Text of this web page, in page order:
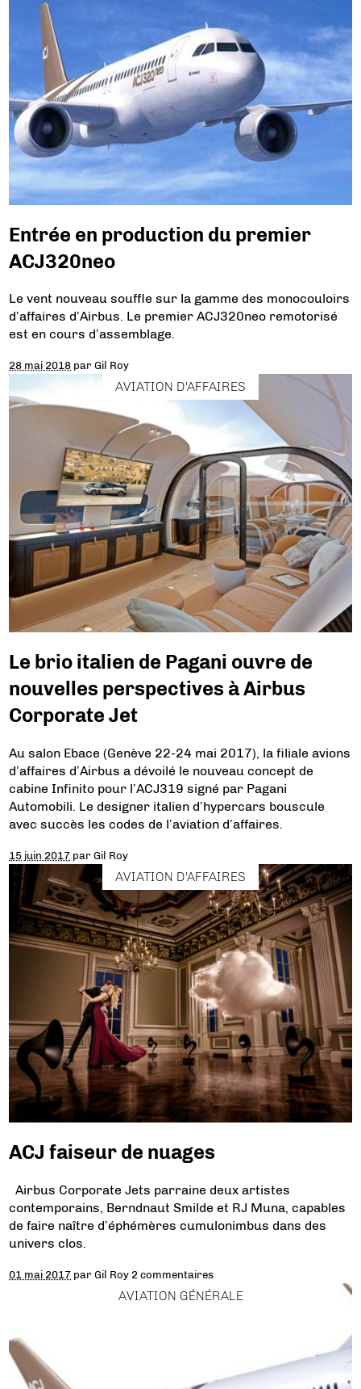
Entrée en production du premier
ACJ320neo
Le vent nouveau souffle sur la gamme des monocouloirs
d’affaires d’Airbus. Le premier ACJ320neo remotorisé
est en cours d’assemblage.
28 mai 2018 parGil Roy
AVIATION D'AFFAIRES
Le brio italien de Pagani ouvre de
nouvelles perspectives à Airbus
Corporate Jet
Au salon Ebace (Genève 22-24 mai 2017), la filiale avions
d’affaires d’Airbus a dévoilé le nouveau concept de
cabine Infinito pour l’ACJ319 signé par Pagani
Automobili. Le designer italien d’hypercars bouscule
avec succès les codes de l’aviation d’affaires.
15 juin 2017 parGil Roy
AVIATION D'AFFAIRES
ACJ faiseur de nuages
Airbus Corporate Jets parraine deux artistes
contemporains, Berndnaut Smilde et RJ Muna, capables
de faire naître d’éphémères cumulonimbus dans des
univers clos.
01 mai 2017 parGil Roy 2 commentaires
AVIATION GÉNÉRALE